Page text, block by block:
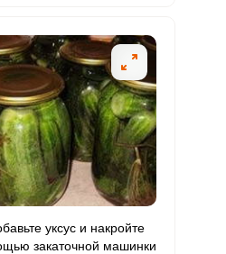
уксус и накройте
закаточной машинки